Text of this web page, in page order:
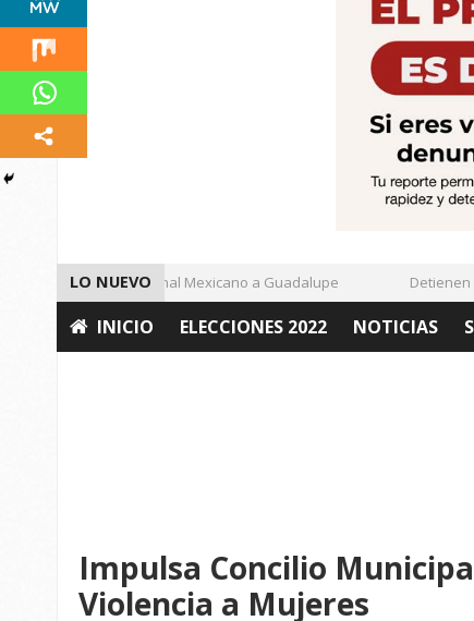
LO NUEVO
Enamora el Regional Mexicano a Guadalupe Detienen a
INICIO ELECCIONES 2022 NOTICIAS
Impulsa Concilio
Violencia a Mujeres